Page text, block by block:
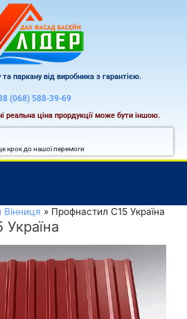
паркану від виробника з гарантією.
(068) 588-39-69
реальна ціна прордукції може бути іншою.
крок до нашої перемоги
Профнастил С15 Україна